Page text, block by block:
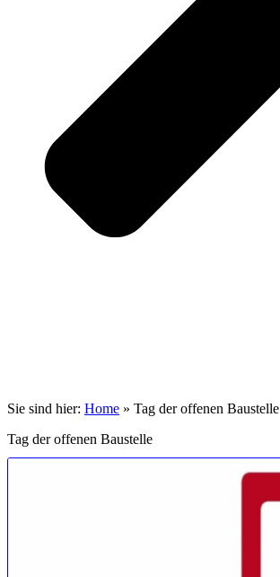
Sie sind hier: Home » Tag der offenen Baustelle
Tag der offenen Baustelle